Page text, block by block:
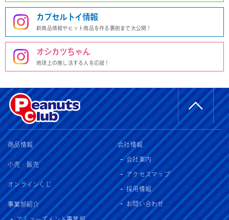
カプセルトイ情報
新商品情報やヒット商品を作る裏側まで大公開！
オシカツちゃん
地球上の推し活する人を応援！
商品情報
小売・販売
オンラインくじ
事業部紹介
会社情報
会社案内
アクセスマップ
採用情報
お問い合わせ